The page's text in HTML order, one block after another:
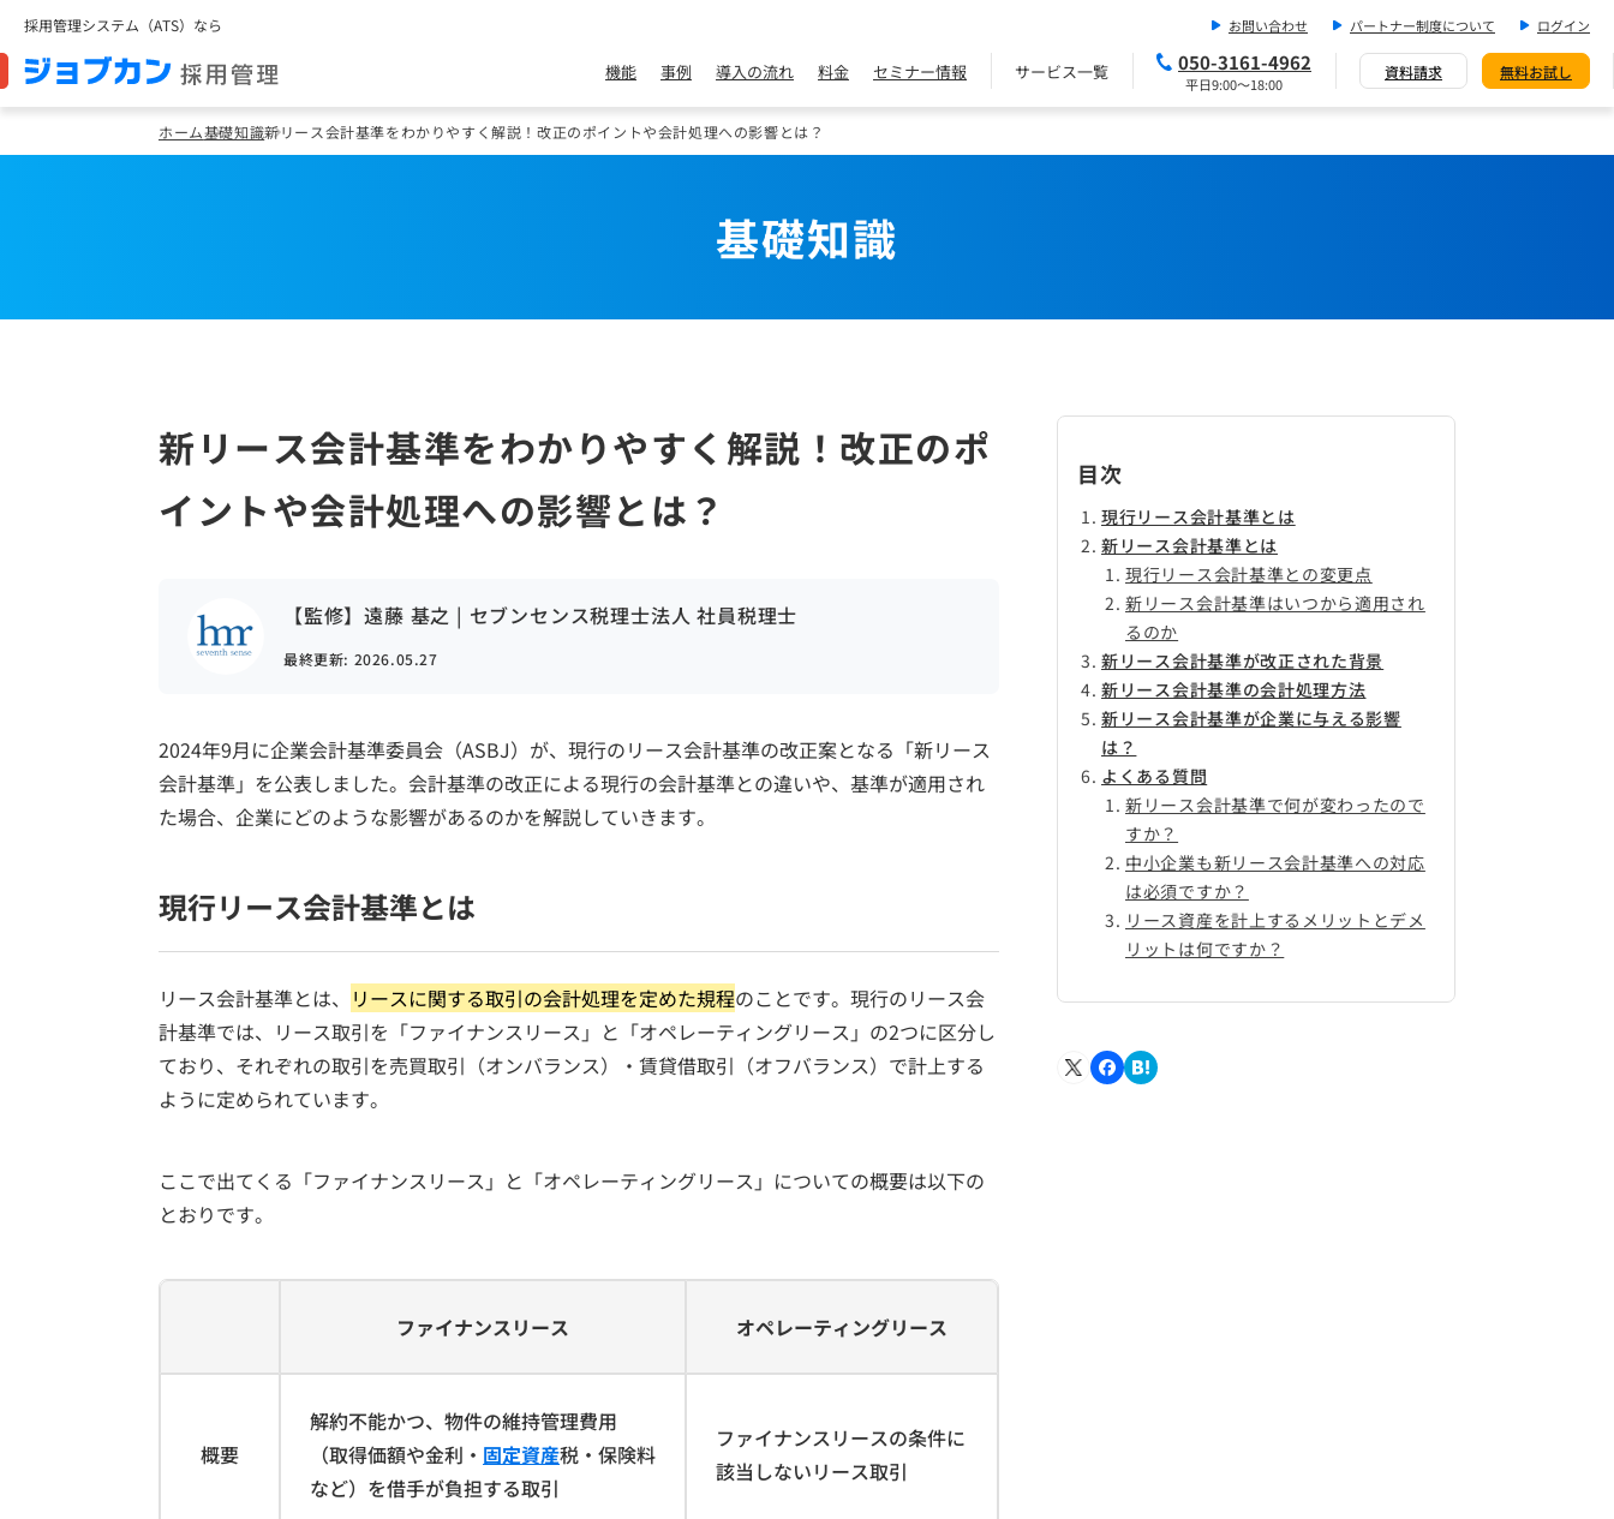
採用管理システム（ATS）なら お問い合わせ パートナー制度について ログイン
機能 事例 導入の流れ 料金 セミナー情報 サービス一覧 050-3161-4962
平日9:00～18:00
資料請求 無料お試し
ホーム基礎知識新リース会計基準をわかりやすく解説！改正のポイントや会計処理への影響とは？
基礎知識
新リース会計基準をわかりやすく解説！改正のポ
イントや会計処理への影響とは？
【監修】遠藤 基之 | セブンセンス税理士法人 社員税理士
最終更新: 2026.05.27
2024年9月に企業会計基準委員会（ASBJ）が、現行のリース会計基準の改正案となる「新リース
会計基準」を公表しました。会計基準の改正による現行の会計基準との違いや、基準が適用され
た場合、企業にどのような影響があるのかを解説していきます。
現行リース会計基準とは
リース会計基準とは、 リースに関する取引の会計処理を定めた規程のことです。現行のリース会
計基準では、リース取引を「ファイナンスリース」と「オペレーティングリース」の2つに区分し
ており、それぞれの取引を売買取引（オンバランス）・賃貸借取引（オフバランス）で計上する
ように定められています。
ここで出てくる「ファイナンスリース」と「オペレーティングリース」についての概要は以下の
とおりです。
ファイナンスリース オペレーティングリース
概要
解約不能かつ、物件の維持管理費用
（取得価額や金利・ 固定資産税・保険料
など）を借手が負担する取引
ファイナンスリースの条件に
該当しないリース取引
目次
現行リース会計基準とは
新リース会計基準とは
現行リース会計基準との変更点
新リース会計基準はいつから適用され
るのか
新リース会計基準が改正された背景
新リース会計基準の会計処理方法
新リース会計基準が企業に与える影響
は？
よくある質問
新リース会計基準で何が変わったので
すか？
中小企業も新リース会計基準への対応
は必須ですか？
リース資産を計上するメリットとデメ
リットは何ですか？